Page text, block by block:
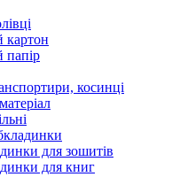
картон
папір
косинці
для зошитів
для книг